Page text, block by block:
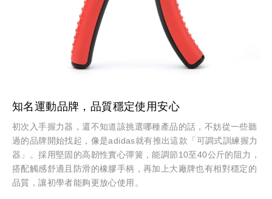
知名運動品牌，品質穩定使用安心
初次入手握力器，還不知道該挑選哪種產品的話，不妨從一些聽
過的品牌開始找起，像是adidas就有推出這款「可調式訓練握力
器」。採用堅固的高韌性實心彈簧，能調節10至40公斤的阻力，
搭配觸感舒適且防滑的橡膠手柄，再加上大廠牌也有相對穩定的
品質，讓初學者能夠更放心使用。